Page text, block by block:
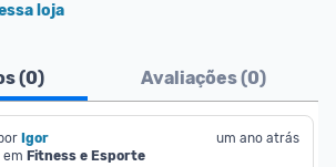
loja
(0) Avaliações (0)
Igor
em Fitness e Esporte
um ano atrás